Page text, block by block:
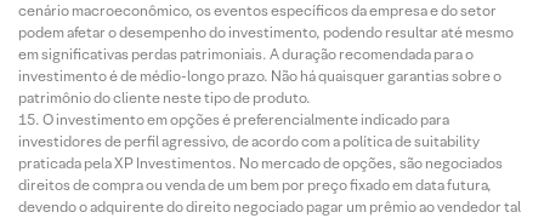
cenário macroeconômico, os eventos específicos da empresa e do setor
podem afetar o desempenho do investimento, podendo resultar até mesmo
em significativas perdas patrimoniais. A duração recomendada para o
investimento é de médio-longo prazo. Não há quaisquer garantias sobre o
patrimônio do cliente neste tipo de produto.
O investimento em opções é preferencialmente indicado para
investidores de perfil agressivo, de acordo com a política de suitability
praticada pela XP Investimentos. No mercado de opções, são negociados
direitos de compra ou venda de um bem por preço fixado em data futura,
devendo o adquirente do direito negociado pagar um prêmio ao vendedor tal